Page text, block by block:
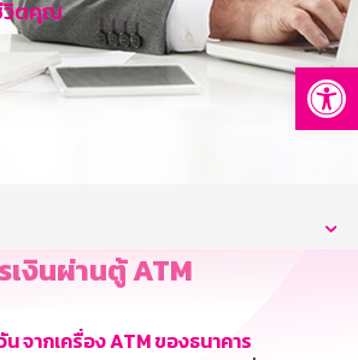
งิน
วิตคุณ
เงินผ่านตู้ ATM
จากเครื่อง ATM ของธนาคาร